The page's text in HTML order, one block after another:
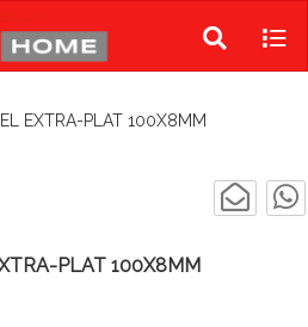
Toggle
search
EXTRA-PLAT 100X8MM
PLAT 100X8MM